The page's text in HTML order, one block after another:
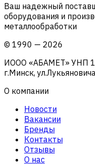
Ваш надежный
оборудования и
металлообработки
© 1990 — 2026
ИООО «АБАМЕТ» УНП
г.Минск,
О компании
Новости
Вакансии
Бренды
Контакты
Отзывы
О нас